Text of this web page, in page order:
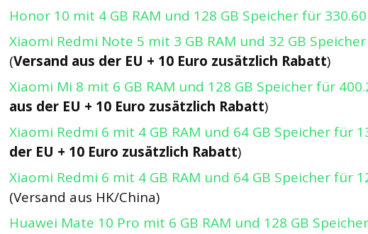
Honor 10 mit 4 GB RAM und 128 GB Speicher für
Xiaomi Redmi Note 5 mit 3 GB RAM und 32 GB
(Versand aus der EU + 10 Euro zusätzlich Rabatt)
Xiaomi Mi 8 mit 6 GB RAM und 128 GB Speicher für
aus der EU + 10 Euro zusätzlich Rabatt)
Xiaomi Redmi 6 mit 4 GB RAM und 64 GB Speicher für
der EU + 10 Euro zusätzlich Rabatt)
Xiaomi Redmi 6 mit 4 GB RAM und 64 GB Speicher für
(Versand aus HK/China)
Huawei Mate 10 Pro mit 6 GB RAM und 128 GB